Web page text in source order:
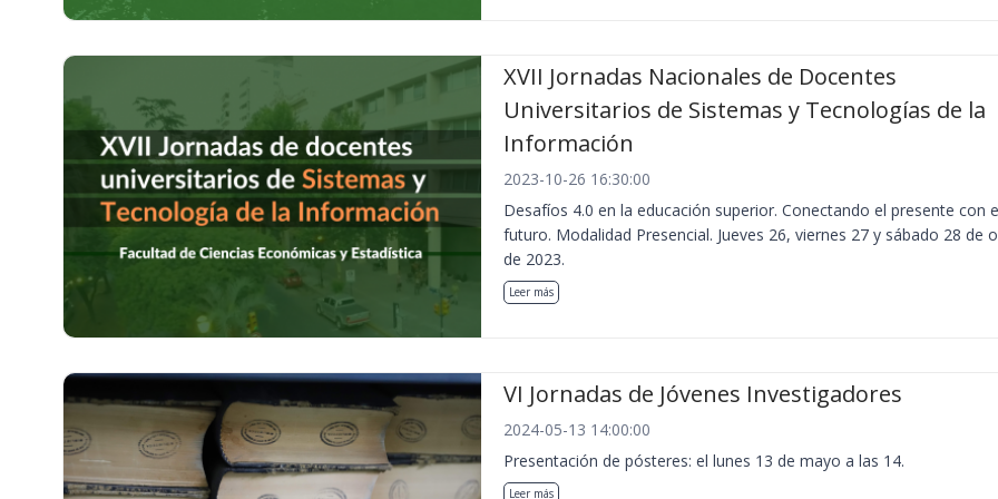
XVII Jornadas Nacionales de Docentes
Universitarios de Sistemas y Tecnologías de la
Información
2023-10-26 16:30:00
Desafíos 4.0 en la educación superior. Conectando el presente con
futuro. Modalidad Presencial. Jueves 26, viernes 27 y sábado 28 de
de 2023.
Leer más
VI Jornadas de Jóvenes Investigadores
2024-05-13 14:00:00
Presentación de pósteres: el lunes 13 de mayo a las 14.
Leer más